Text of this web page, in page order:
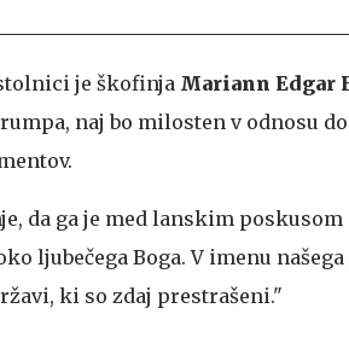
je škofinja Mariann Edgar
naj bo milosten v odnosu
da ga je med lanskim poskusom
ljubečega Boga. V imenu našega
ki so zdaj prestrašeni."